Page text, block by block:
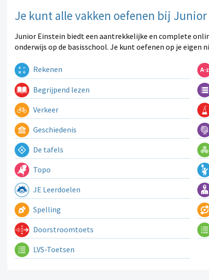
Je kunt alle vakken oefenen bij
Junior Einstein biedt een aantrekkelijke en complete
onderwijs op de basisschool. Je kunt oefenen op je eigen
Rekenen
Begrijpend lezen
Verkeer
Geschiedenis
De tafels
Topo
JE Leerdoelen
Spelling
Doorstroomtoets
LVS-Toetsen